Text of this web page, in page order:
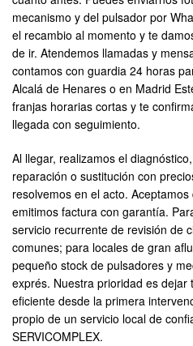
mecanismo y del pulsador por
el recambio al momento y te
de ir. Atendemos llamadas y
contamos con guardia 24 horas
Alcalá de Henares o en Madrid
franjas horarias cortas y te
llegada con seguimiento.
Al llegar, realizamos el
reparación o sustitución con
resolvemos en el acto.
emitimos factura con garantía.
servicio recurrente de revisión de
comunes; para locales de gran
pequeño stock de pulsadores y
exprés. Nuestra prioridad es
eficiente desde la primera
propio de un servicio local de
SERVICOMPLEX.